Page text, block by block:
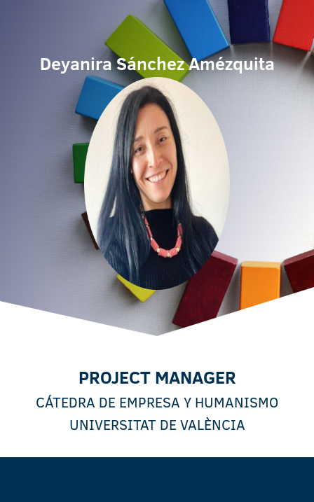
Deyanira Sánchez Amézquita
PROJECT MANAGER
CÁTEDRA DE EMPRESA Y HUMANISMO
UNIVERSITAT DE VALÈNCIA